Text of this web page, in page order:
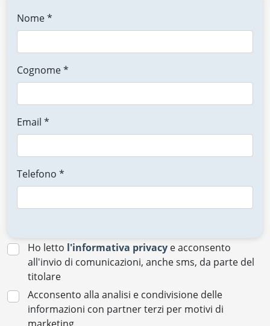
Nome *
Cognome *
Email *
Telefono *
Ho letto l'informativa privacy e acconsento
all'invio di comunicazioni, anche sms, da parte del
titolare
Acconsento alla analisi e condivisione delle
informazioni con partner terzi per motivi di